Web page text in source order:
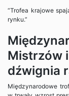
“Trofea krajowe
rynku.”
Mistrzów
dźwignia
Międzynarodowe